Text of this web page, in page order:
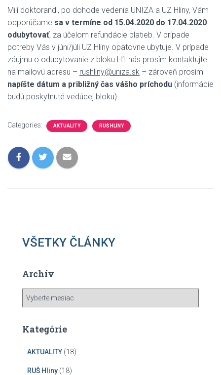
N
Milí doktorandi, po dohode vedenia UNIZA a UZ Hliny, Vám
odporúčame sa v termíne od 15.04.2020 do 17.04.2020
odubytovať, za účelom refundácie platieb. V prípade
potreby Vás v júni/júli UZ Hliny opätovne ubytuje. V prípade
záujmu o odubytovanie z bloku H1 nás prosím kontaktujte
na mailovú adresu – rushliny@uniza.sk – zároveň prosím
napíšte dátum a približný čas vášho príchodu (informácie
budú poskytnuté vedúcej bloku).
Categories: AKTUALITY RUŠ HLINY
VŠETKY ČLÁNKY
Archív
h
Kategórie
AKTUALITY (18)
RUŠ Hliny (18)